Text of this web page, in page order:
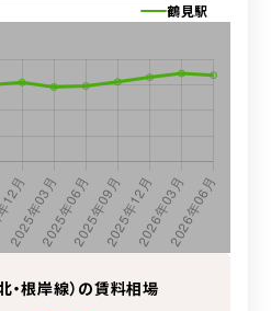
鶴見駅
・根岸線）の賃料相場